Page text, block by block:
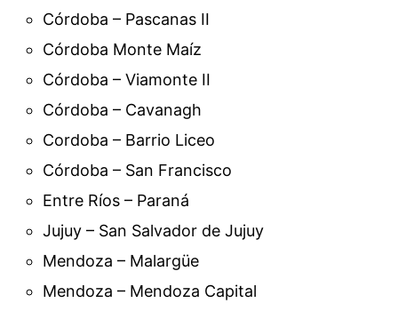
Córdoba – Pascanas II
Córdoba Monte Maíz
Córdoba – Viamonte II
Córdoba – Cavanagh
Cordoba – Barrio Liceo
Córdoba – San Francisco
Entre Ríos – Paraná
Jujuy – San Salvador de Jujuy
Mendoza – Malargüe
Mendoza – Mendoza Capital